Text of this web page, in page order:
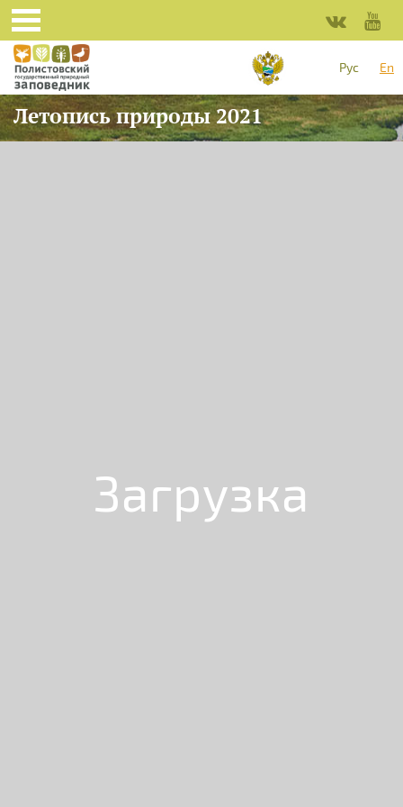
Skip to main content
Рус
En
Летопись природы 2021